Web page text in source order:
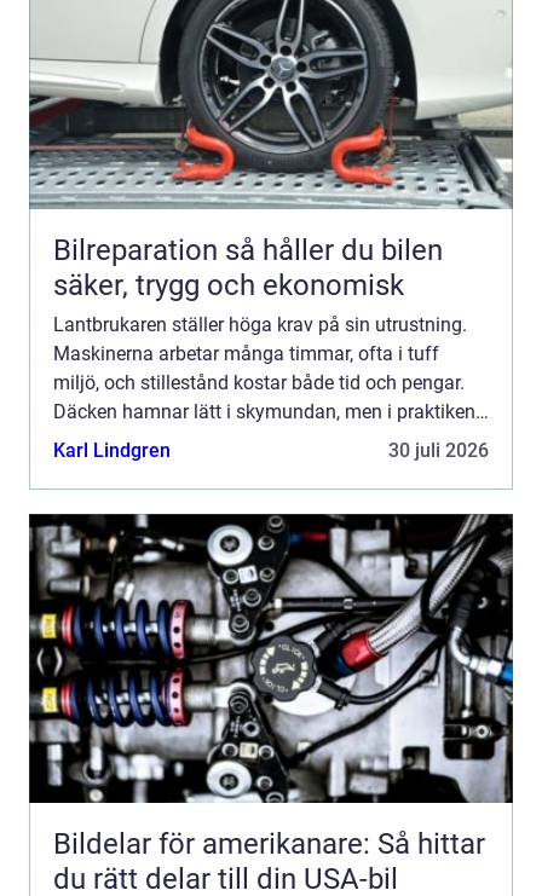
Bilreparation så håller du bilen
säker, trygg och ekonomisk
Lantbrukaren ställer höga krav på sin utrustning.
Maskinerna arbetar många timmar, ofta i tuff
miljö, och stillestånd kostar både tid och pengar.
Däcken hamnar lätt i skymundan, men i praktiken
är de avgörande för både ekonomi, markskonad
Karl Lindgren 30 juli 2026
Bildelar för amerikanare: Så hittar
du rätt delar till din USA-bil